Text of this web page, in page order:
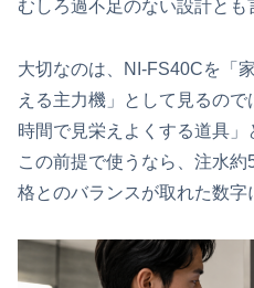
むしろ過不足のない設計とも
大切なのは、NI-FS40Cを「
える主力機」として見るの
時間で見栄えよくする道具」
この前提で使うなら、注水
格とのバランスが取れた数字